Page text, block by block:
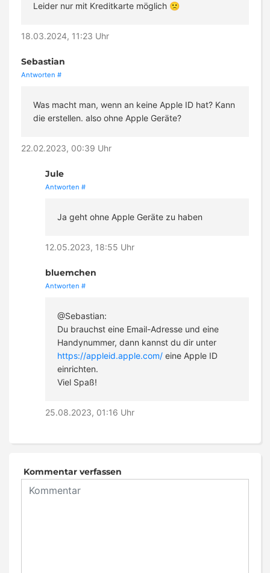
Leider nur mit Kreditkarte möglich 🙁
18.03.2024, 11:23 Uhr
Sebastian
Antworten #
Was macht man, wenn an keine Apple ID hat? Kann
die erstellen. also ohne Apple Geräte?
22.02.2023, 00:39 Uhr
Jule
Antworten #
Ja geht ohne Apple Geräte zu haben
12.05.2023, 18:55 Uhr
bluemchen
Antworten #
@Sebastian:
Du brauchst eine Email-Adresse und eine
Handynummer, dann kannst du dir unter
https://appleid.apple.com/ eine Apple ID
einrichten.
Viel Spaß!
25.08.2023, 01:16 Uhr
Kommentar verfassen